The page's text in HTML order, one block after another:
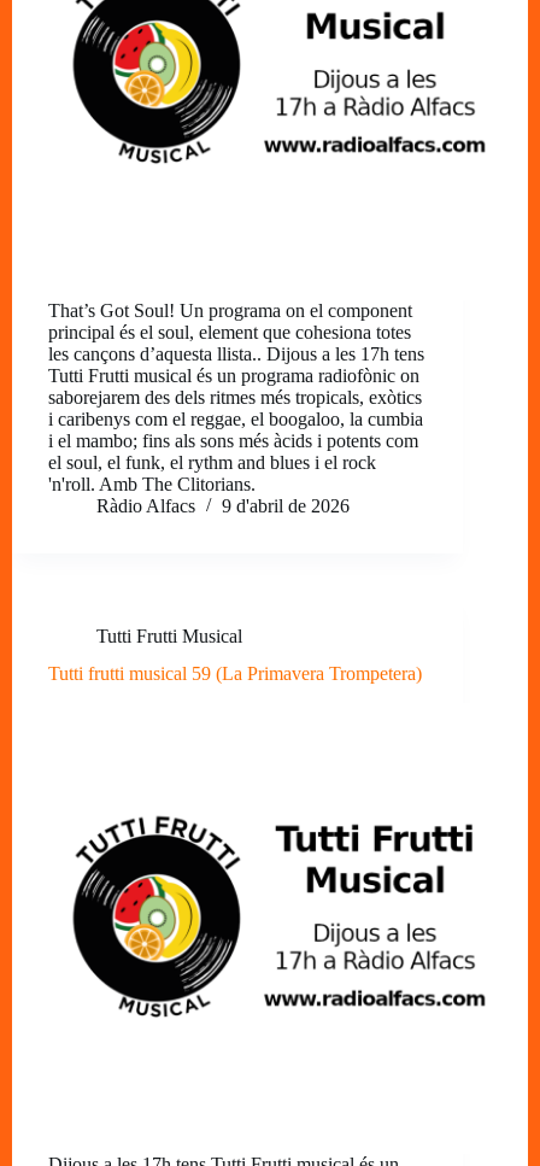
That’s Got Soul! Un programa on el component
principal és el soul, element que cohesiona totes
les cançons d’aquesta llista.. Dijous a les 17h tens
Tutti Frutti musical és un programa radiofònic on
saborejarem des dels ritmes més tropicals, exòtics
i caribenys com el reggae, el boogaloo, la cumbia
i el mambo; fins als sons més àcids i potents com
el soul, el funk, el rythm and blues i el rock
'n'roll. Amb The Clitorians.
Ràdio Alfacs
9 d'abril de 2026
Tutti Frutti Musical
Tutti frutti musical 59 (La Primavera Trompetera)